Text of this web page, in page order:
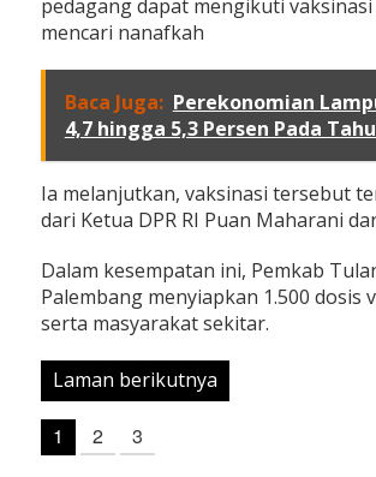
e
r
i
a
k
n
a
i
k
e
P
a
a
n
pedagang dapat mengikuti
mencari nanafkah
Baca Juga: Perekonomian
4,7 hingga 5,3 Persen Pada
Ia melanjutkan, vaksinasi tersebut
dari Ketua DPR RI Puan Maharani
Dalam kesempatan ini, Pemkab
Palembang menyiapkan 1.500
serta masyarakat sekitar.
Laman berikutnya
1 2 3